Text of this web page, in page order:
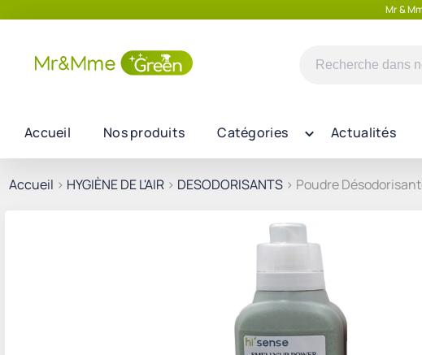
Mr &
Recherche
Accueil Nos produits Catégories Actualités
Accueil > HYGIÈNE DE L'AIR > DESODORISANTS > Poudre